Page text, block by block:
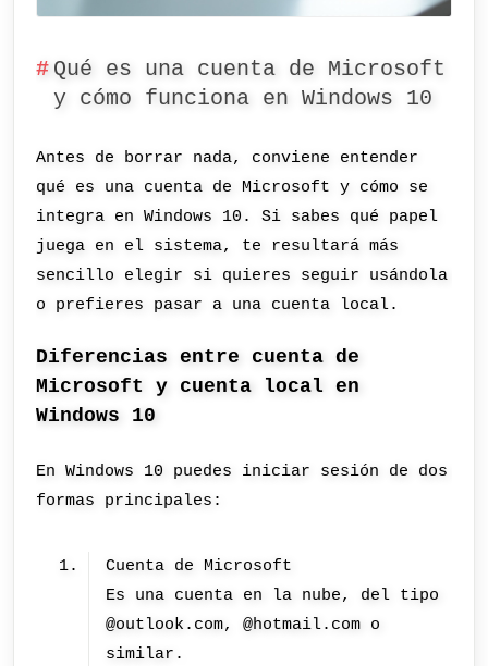
Qué es una cuenta de Microsoft
y cómo funciona en Windows 10
Antes de borrar nada, conviene entender
qué es una cuenta de Microsoft y cómo se
integra en Windows 10. Si sabes qué papel
juega en el sistema, te resultará más
sencillo elegir si quieres seguir usándola
o prefieres pasar a una cuenta local.
Diferencias entre cuenta de
Microsoft y cuenta local en
Windows 10
En Windows 10 puedes iniciar sesión de dos
formas principales:
Cuenta de Microsoft
Es una cuenta en la nube, del tipo
@outlook.com, @hotmail.com o
similar.